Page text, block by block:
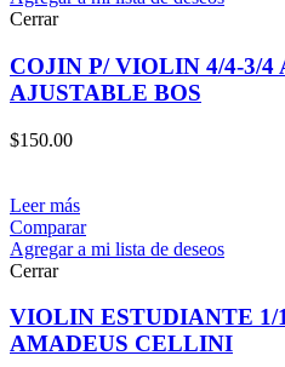
Cerrar
COJIN P/ VIOLIN 4/4-3/4
AJUSTABLE BOS
$150.00
Leer más
Comparar
Agregar a mi lista de deseos
Cerrar
VIOLIN ESTUDIANTE 1/
AMADEUS CELLINI